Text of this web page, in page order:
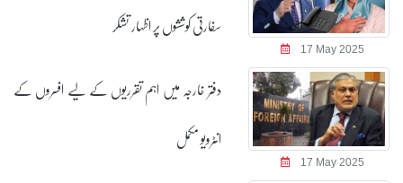
17 May 2025
سفارتی کوششوں پر اظہار تشکر
17 May 2025
دفتر خارجہ میں اہم تقرریوں کے لیے افسروں کے
انٹرویو مکمل